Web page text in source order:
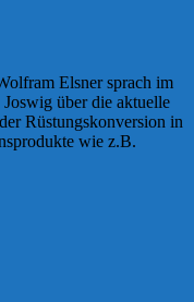
Elsner sprach im
über die aktuelle
Rüstungskonversion in
wie z.B.